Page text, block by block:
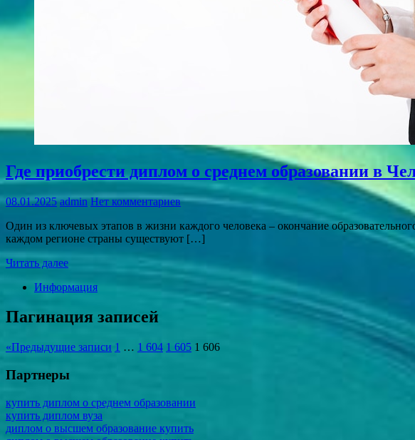
Где приобрести диплом о среднем образовании в
08.01.2025 admin Нет комментариев
Один из ключевых этапов в жизни каждого человека – окончание
каждом регионе страны существуют […]
Читать далее
Информация
Пагинация записей
«Предыдущие записи 1 … 1 604 1 605 1 606
Партнеры
купить диплом о среднем образовании
купить диплом вуза
диплом о высшем образование купить